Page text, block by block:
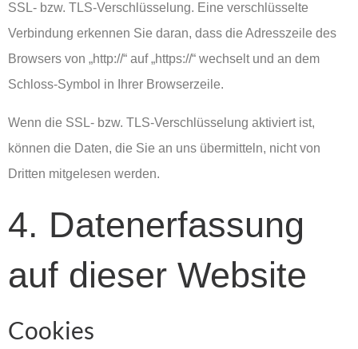
SSL- bzw. TLS-Verschlüsselung. Eine verschlüsselte
Verbindung erkennen Sie daran, dass die Adresszeile des
Browsers von „http://“ auf „https://“ wechselt und an dem
Schloss-Symbol in Ihrer Browserzeile.
Wenn die SSL- bzw. TLS-Verschlüsselung aktiviert ist,
können die Daten, die Sie an uns übermitteln, nicht von
Dritten mitgelesen werden.
4. Datenerfassung
auf dieser Website
Cookies